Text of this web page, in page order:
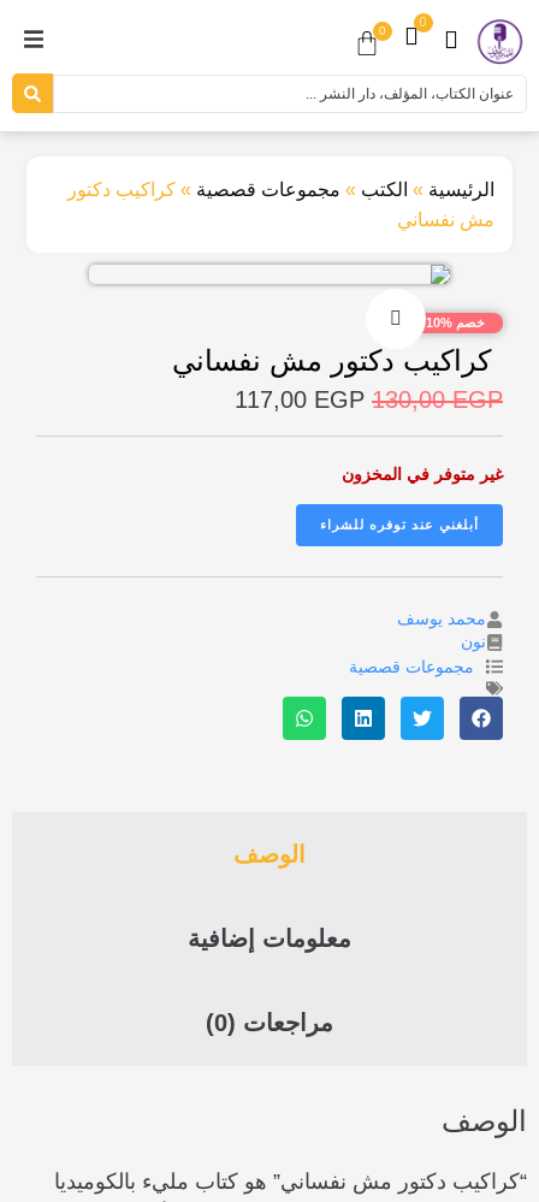
0
0
الرئيسية » الكتب » مجموعات قصصية »كراكيب دكتور
مش نفساني
خصم %10
كراكيب دكتور مش نفساني
130,00EGP
117,00 EGP
غير متوفر في المخزون
محمد يوسف
نون
مجموعات قصصية
الوصف
معلومات إضافية
مراجعات (0)
الوصف
“كراكيب دكتور مش نفساني” هو كتاب مليء بالكوميديا